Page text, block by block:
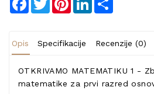
Opis Specifikacije Recenzije (0)
OTKRIVAMO MATEMATIKU 1 -
matematike za prvi razred